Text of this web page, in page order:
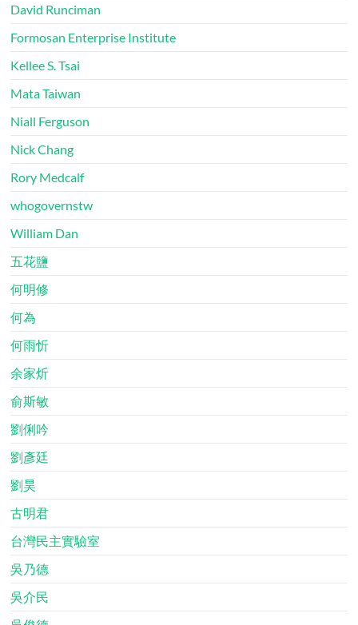
David Runciman
Formosan Enterprise Institute
Kellee S. Tsai
Mata Taiwan
Niall Ferguson
Nick Chang
Rory Medcalf
whogovernstw
William Dan
五花鹽
何明修
何為
何雨忻
余家炘
俞斯敏
劉俐吟
劉彥廷
劉昊
古明君
台灣民主實驗室
吳乃德
吳介民